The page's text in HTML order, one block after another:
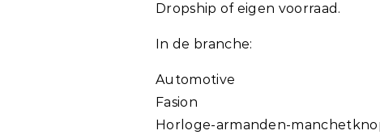
Dropship of eigen voorraad.
In de branche:
Automotive
Fasion
Horloge-armanden-